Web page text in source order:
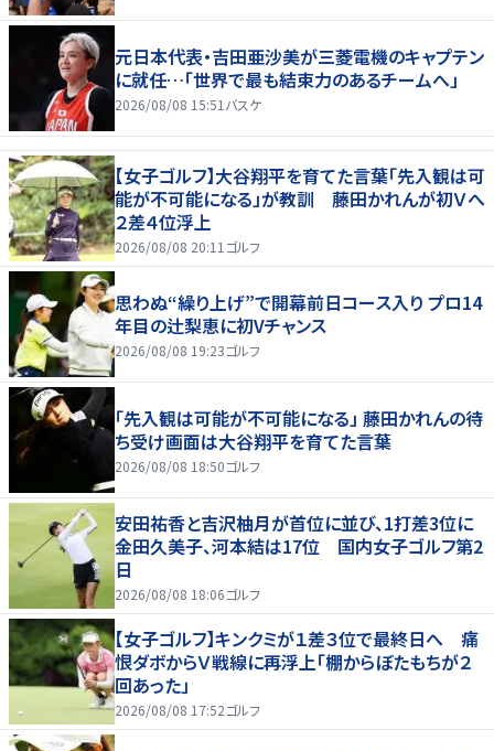
元日本代表・吉田亜沙美が三菱電機のキャプテン
に就任…「世界で最も結束力のあるチームへ」
2026/08/08 15:51 バスケ
【女子ゴルフ】大谷翔平を育てた言葉「先入観は可
能が不可能になる」が教訓 藤田かれんが初Ｖへ
２差４位浮上
2026/08/08 20:11 ゴルフ
思わぬ“繰り上げ”で開幕前日コース入り プロ14
年目の辻梨恵に初Vチャンス
2026/08/08 19:23ゴルフ
「先入観は可能が不可能になる」 藤田かれんの待
ち受け画面は大谷翔平を育てた言葉
2026/08/08 18:50ゴルフ
安田祐香と吉沢柚月が首位に並び、1打差3位に
金田久美子、河本結は17位 国内女子ゴルフ第2
日
2026/08/08 18:06ゴルフ
【女子ゴルフ】キンクミが１差３位で最終日へ 痛
恨ダボからＶ戦線に再浮上「棚からぼたもちが２
回あった」
2026/08/08 17:52ゴルフ